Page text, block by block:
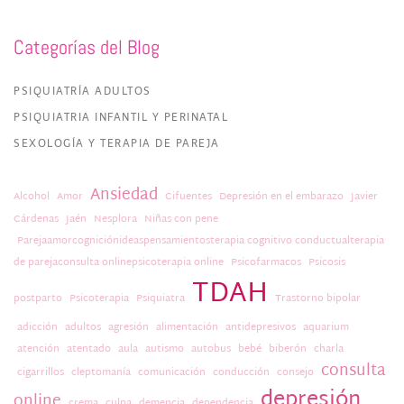
Categorías del Blog
PSIQUIATRÍA ADULTOS
PSIQUIATRIA INFANTIL Y PERINATAL
SEXOLOGÍA Y TERAPIA DE PAREJA
Alcohol Amor Ansiedad Cifuentes Depresión en el embarazo Javier
Cárdenas Jaén Nesplora Niñas con pene
Parejaamorcogniciónideaspensamientosterapia cognitivo conductualterapia
de parejaconsulta onlinepsicoterapia online Psicofarmacos Psicosis
postparto Psicoterapia Psiquiatra TDAH Trastorno bipolar
adicción adultos agresión alimentación antidepresivos aquarium
atención atentado aula autismo autobus bebé biberón charla
cigarrillos cleptomanía comunicación conducción consejo consulta